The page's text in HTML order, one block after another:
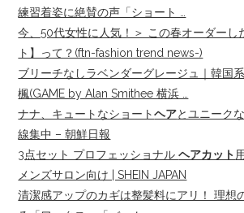
練習着姿に絶賛の声「ショート …
今、50代女性に人気！＞ この春オーダーし
ト】って？(ftn-fashion trend news-)
ブリーチなしラベンダーグレージュ｜韓国
楓(GAME by Alan Smithee 横浜 …
ナナ、キュートなショートヘアとユニーク
線集中 – 朝鮮日報
3点セット プロフェッショナルヘアカット
メンズサロン向け | SHEIN JAPAN
清潔感アップのカギは整髪料にアリ！ 理想